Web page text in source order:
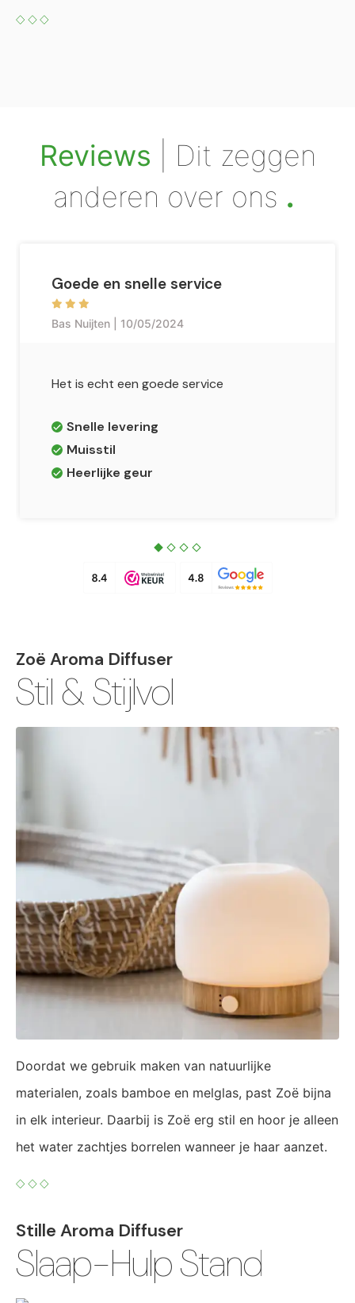
Reviews | Dit zeggen
anderen over ons.
Goede en snelle service
Bas Nuijten | 10/05/2024
Het is echt een goede service
Snelle levering
Muisstil
Heerlijke geur
Zoë Aroma Diffuser
Stil & Stijlvol
Doordat we gebruik maken van natuurlijke
materialen, zoals bamboe en melglas, past Zoë bijna
in elk interieur. Daarbij is Zoë erg stil en hoor je alleen
het water zachtjes borrelen wanneer je haar aanzet.
Stille Aroma Diffuser
Slaap-Hulp Stand